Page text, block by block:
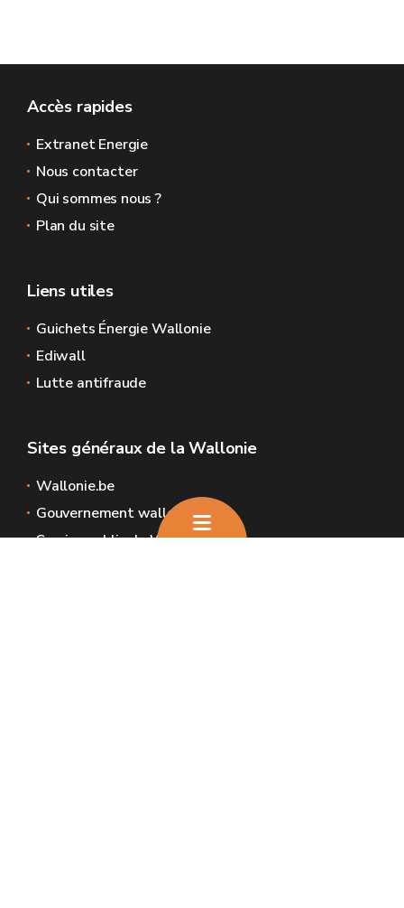
Accès rapides
Extranet Energie
Nous contacter
Qui sommes nous ?
Plan du site
Liens utiles
Guichets Énergie Wallonie
Ediwall
Lutte antifraude
Sites généraux de la Wallonie
Wallonie.be
Gouvernement wallon
Service public de Wallonie